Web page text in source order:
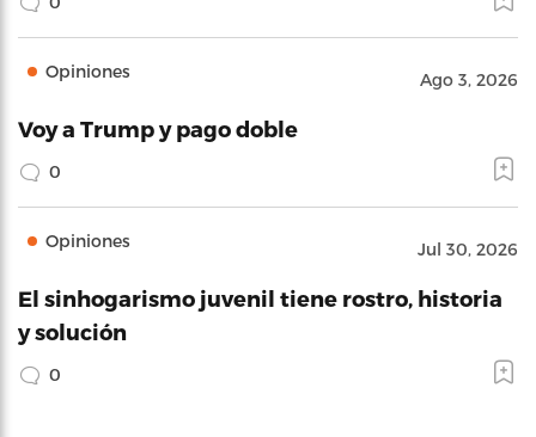
Opiniones Ago 3, 2026
Voy a Trump y pago doble
0
Opiniones Jul 30, 2026
El sinhogarismo juvenil tiene rostro, historia
y solución
0